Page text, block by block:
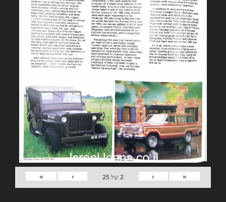
«
‹
2של25
›
»